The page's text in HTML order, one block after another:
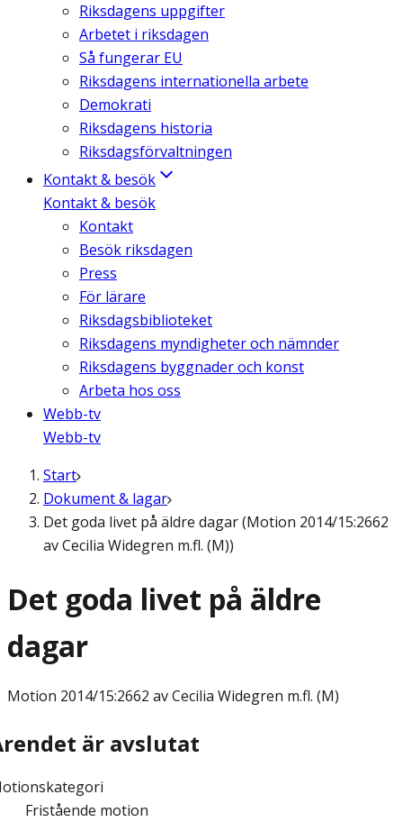
Riksdagens uppgifter
Arbetet i riksdagen
Så fungerar EU
Riksdagens internationella arbete
Demokrati
Riksdagens historia
Riksdagsförvaltningen
Kontakt & besök
Kontakt & besök
Kontakt
Besök riksdagen
Press
För lärare
Riksdagsbiblioteket
Riksdagens myndigheter och nämnder
Riksdagens byggnader och konst
Arbeta hos oss
Webb-tv
Webb-tv
Start
Dokument & lagar
Det goda livet på äldre dagar (Motion 2014/15:2662
av Cecilia Widegren m.fl. (M))
Det goda livet på äldre
dagar
Motion 2014/15:2662 av Cecilia Widegren m.fl. (M)
är avslutat
Fristående motion